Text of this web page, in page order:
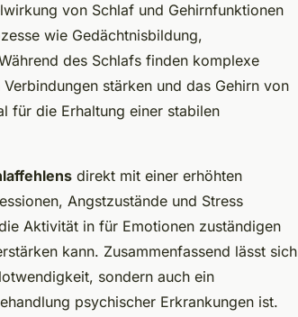
von Schlaf und Gehirnfunktionen
wie Gedächtnisbildung,
des Schlafs finden komplexe
stärken und das Gehirn von
für die Erhaltung einer stabilen
direkt mit einer erhöhten
Angstzustände und Stress
Aktivität in für Emotionen zuständigen
kann. Zusammenfassend lässt sich
sondern auch ein
psychischer Erkrankungen ist.